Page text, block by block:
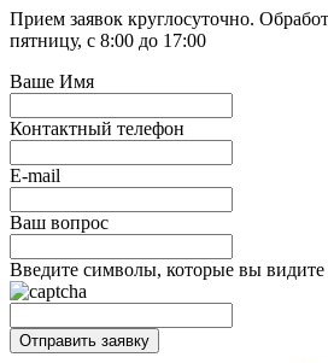
Прием заявок круглосуточно.
пятницу, с 8:00 до 17:00
Ваше Имя
Контактный телефон
E-mail
Ваш вопрос
Введите символы, которые вы
Отправить заявку